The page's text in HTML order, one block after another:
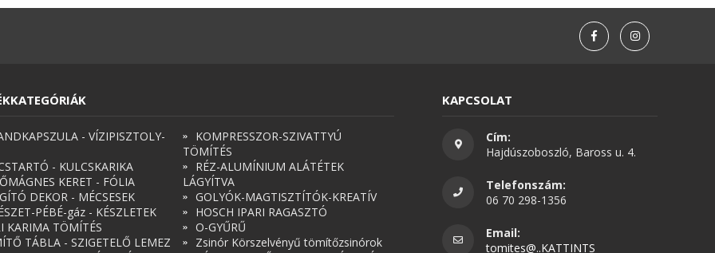
- VÍZIPISZTOLY-
- KULCSKARIKA
KERET - FÓLIA
DEKOR - MÉCSESEK
PÉBÉ-gáz - KÉSZLETEK
KARIMA TÖMÍTÉS
TÁBLA - SZIGETELŐ LEMEZ
KOMPRESSZOR-SZIVATTYÚ
TÖMÍTÉS
RÉZ-ALUMÍNIUM ALÁTÉTEK
LÁGYÍTVA
GOLYÓK-MAGTISZTÍTÓK-KREATÍV
HOSCH IPARI RAGASZTÓ
O-GYŰRŰ
Zsinór Körszelvényű tömítőzsinórok
KAPCSOLAT
Cím:
Hajdúszoboszló, Baross u. 4.
Telefonszám:
06 70 298-1356
Email:
tomites@..KATTINTS